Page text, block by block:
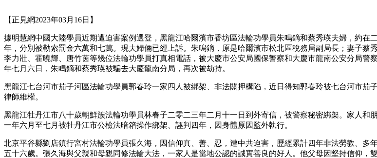
【正見網2023年03月16日】
據明慧網中國大陸學員近期遭迫害案例選登，黑龍江哈爾濱市香坊區法輪功學員朱鳴鏑和蔡秀瑛夫婦，約
年，分別被勒索罰金六萬和七萬。現夫婦倆已經上訴。朱鳴鏑，原是哈爾濱市松北區稅務局副局長；妻子
李力壯、霍曉輝、唐竹茵等幾位法輪功學員打真相電話，被大慶市公安局國保警察和大慶市龍南公安分局
年七月六日，朱鳴鏑和蔡秀瑛被騙去大慶龍南分局，再次被劫持。
黑龍江七台河市茄子河區法輪功學員郭春玲一家四人被綁架、非法關押構陷，近日得知郭春玲被七台河市
律師維權。
黑龍江牡丹江市八十歲朝鮮族法輪功學員林春子二零二三年二月十一日到外寄信，被警察秘密綁架。家人
一年六月至七月被牡丹江市公檢法暗箱操作綁架、誣判四年，因身體原因監外執行。
北京平谷縣劉店鎮行宮村法輪功學員張久海，因信仰真、善、忍，遭中共迫害，歷經累計四年非法勞教、
五十六歲。張久海與父親和母親同修法輪大法，一家人是當地公認的誠實善良的好人。他父母因堅持信仰